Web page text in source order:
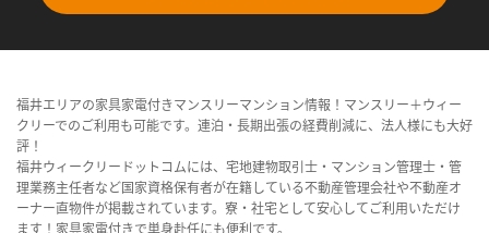
福井エリアの家具家電付きマンスリーマンション情報！マンスリー＋ウィー
クリーでのご利用も可能です。連泊・長期出張の経費削減に、法人様にも大好
評！
福井ウィークリードットコムには、宅地建物取引士・マンション管理士・管
理業務主任者など国家資格保有者が在籍している不動産管理会社や不動産オ
ーナー直物件が掲載されています。寮・社宅として安心してご利用いただけ
ます！家具家電付きで単身赴任にも便利です。